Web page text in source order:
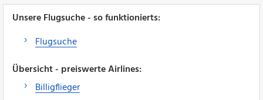
Unsere Flugsuche - so funktionierts:
Flugsuche
Übersicht - preiswerte Airlines:
Billigflieger